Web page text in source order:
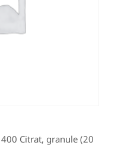
400 Citrat, granule (20